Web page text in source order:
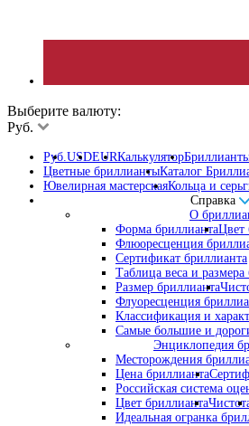
Выберите валюту:
Руб.
Руб.USDEURКалькулятор
Цветные бриллиантыКаталог
Ювелирная мастерскаяКольца и
Справка
О
Форма бриллиантаЦвет
Флюоресценция
Сертификат бриллианта
Таблица веса и размера
Размер бриллианта
Флуоресценция
Классификация и
Самые большие и
Энциклопедия
Месторождения
Цена бриллианта
Российская система
Цвет бриллианта
Идеальная огранка